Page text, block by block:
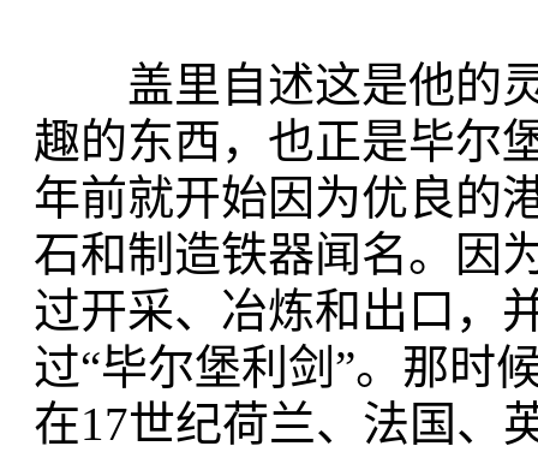
盖里自述这是他的灵
趣的东西，也正是毕尔
年前就开始因为优良的
石和制造铁器闻名。因
过开采、冶炼和出口，
过“毕尔堡利剑”。那时
在17世纪荷兰、法国、